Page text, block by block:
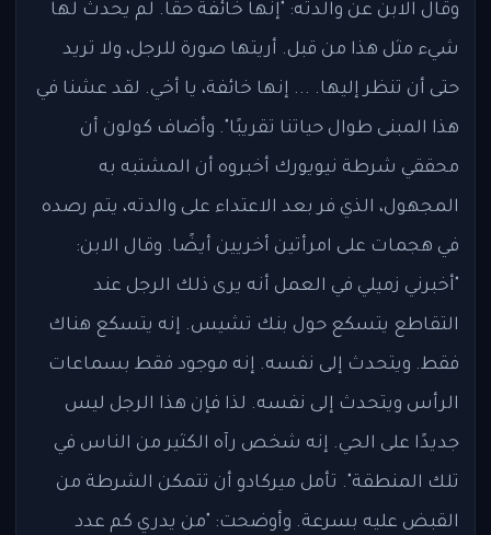
وقال الابن عن والدته: "إنها خائفة حقًا. لم يحدث لها
شيء مثل هذا من قبل. أريتها صورة للرجل، ولا تريد
حتى أن تنظر إليها. ... إنها خائفة، يا أخي. لقد عشنا في
هذا المبنى طوال حياتنا تقريبًا". وأضاف كولون أن
محققي شرطة نيويورك أخبروه أن المشتبه به
المجهول، الذي فر بعد الاعتداء على والدته، يتم رصده
في هجمات على امرأتين أخريين أيضًا. وقال الابن:
"أخبرني زميلي في العمل أنه يرى ذلك الرجل عند
التقاطع يتسكع حول بنك تشيس. إنه يتسكع هناك
فقط. ويتحدث إلى نفسه. إنه موجود فقط بسماعات
الرأس ويتحدث إلى نفسه. لذا فإن هذا الرجل ليس
جديدًا على الحي. إنه شخص رآه الكثير من الناس في
تلك المنطقة". تأمل ميركادو أن تتمكن الشرطة من
القبض عليه بسرعة. وأوضحت: "من يدري كم عدد